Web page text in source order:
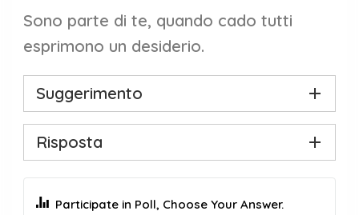
Sono parte di te, quando cado tutti
esprimono un desiderio.
Suggerimento
Risposta
Participate in Poll, Choose Your Answer.